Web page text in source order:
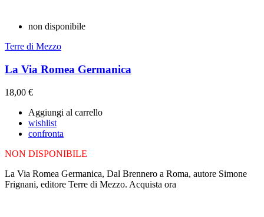
non disponibile
Terre di Mezzo
La Via Romea Germanica
18,00 €
Aggiungi al carrello
wishlist
confronta
NON DISPONIBILE
La Via Romea Germanica, Dal Brennero a Roma, autore Simone
Frignani, editore Terre di Mezzo. Acquista ora